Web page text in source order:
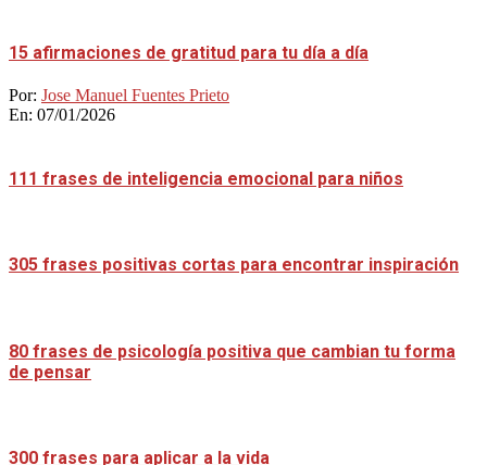
15 afirmaciones de gratitud para tu día a día
Por: Jose Manuel Fuentes Prieto
En: 07/01/2026
111 frases de inteligencia emocional para niños
305 frases positivas cortas para encontrar inspiración
80 frases de psicología positiva que cambian tu forma
de pensar
300 frases para aplicar a la vida